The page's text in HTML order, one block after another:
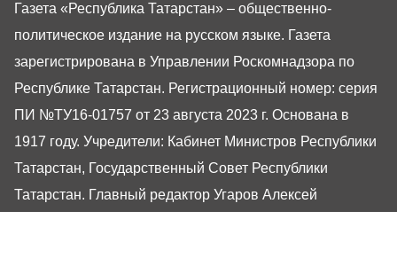
Газета «Республика Татарстан» – общественно-
политическое издание на русском языке. Газета
зарегистрирована в Управлении Роскомнадзора по
Республике Татарстан. Регистрационный номер: серия
ПИ №ТУ16-01757 от 23 августа 2023 г. Основана в
1917 году. Учредители: Кабинет Министров Республики
Татарстан, Государственный Совет Республики
Татарстан. Главный редактор Угаров Алексей